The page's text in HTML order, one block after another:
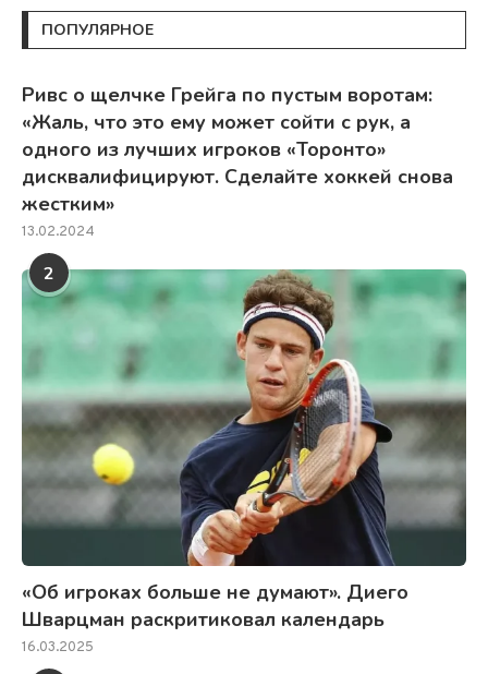
ПОПУЛЯРНОЕ
Ривс о щелчке Грейга по пустым воротам:
«Жаль, что это ему может сойти с рук, а
одного из лучших игроков «Торонто»
дисквалифицируют. Сделайте хоккей снова
жестким»
13.02.2024
2
«Об игроках больше не думают». Диего
Шварцман раскритиковал календарь
16.03.2025